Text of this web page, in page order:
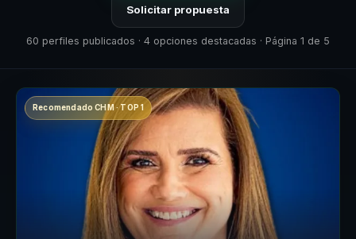
Solicitar propuesta
60 perfiles publicados · 4 opciones destacadas · Página 1 de 5
Recomendado CHM · TOP 1